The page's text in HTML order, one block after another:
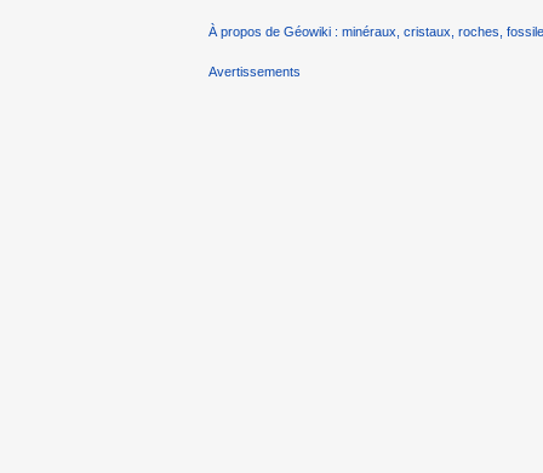
À propos de Géowiki : minéraux, cristaux, roches,
Avertissements